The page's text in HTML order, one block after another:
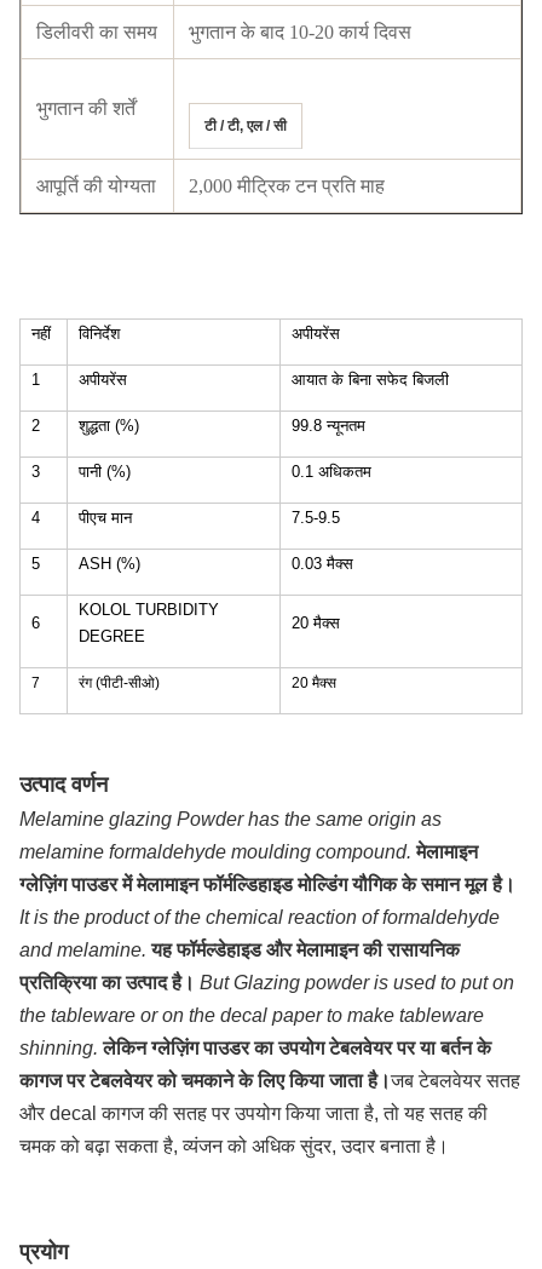
डिलीवरी का समय भुगतान के बाद 10-20 कार्य दिवस
भुगतान की शर्तें
टी / टी, एल / सी
आपूर्ति की योग्यता 2,000 मीट्रिक टन प्रति माह
नहीं विनिर्देश अपीयरेंस
1 अपीयरेंस आयात के बिना सफेद बिजली
2 शुद्धता (%) 99.8 न्यूनतम
3 पानी (%) 0.1 अधिकतम
4 पीएच मान 7.5-9.5
5 ASH (%) 0.03 मैक्स
6
KOLOL TURBIDITY
DEGREE
20 मैक्स
7 रंग (पीटी-सीओ) 20 मैक्स
उत्पाद वर्णन
Melamine glazing Powder has the same origin as
melamine formaldehyde moulding compound. मेलामाइन
ग्लेज़िंग पाउडर में मेलामाइन फॉर्मल्डिहाइड मोल्डिंग यौगिक के समान मूल है।
It is the product of the chemical reaction of formaldehyde
and melamine. यह फॉर्मल्डेहाइड और मेलामाइन की रासायनिक
प्रतिक्रिया का उत्पाद है। But Glazing powder is used to put on
the tableware or on the decal paper to make tableware
shinning. लेकिन ग्लेज़िंग पाउडर का उपयोग टेबलवेयर पर या बर्तन के
कागज पर टेबलवेयर को चमकाने के लिए किया जाता है।जब टेबलवेयर सतह
और decal कागज की सतह पर उपयोग किया जाता है, तो यह सतह की
चमक को बढ़ा सकता है, व्यंजन को अधिक सुंदर, उदार बनाता है।
प्रयोग